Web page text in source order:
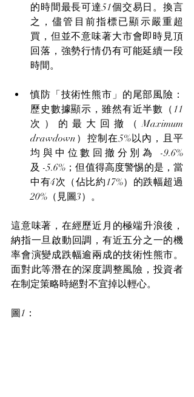
的時間最長可達51個交易日。換言
之，儘管目前指標已顯示嚴重超
買，但並不意味著大市會即時見頂
回落，強勢行情仍有可能延續一段
時間。
慎防「技術性熊市」的尾部風險：
歷史數據顯示，雖然有近半數（11
次）的最大回撤（Maximum
drawdown）控制在5%以內，且平
均與中位數回撤分別為 -9.6%
及 -5.6%；但值得高度警惕的是，當
中有4次（佔比約17%）的跌幅超過
20%（見圖3）。
這意味著，在經歷近月的極端升浪後，
納指一旦啟動回調，有近五分之一的機
率會演變成跌幅逾兩成的技術性熊市。
面對此等潛在的深度調整風險，投資者
在制定策略時絕對不宜掉以輕心。
圖1：